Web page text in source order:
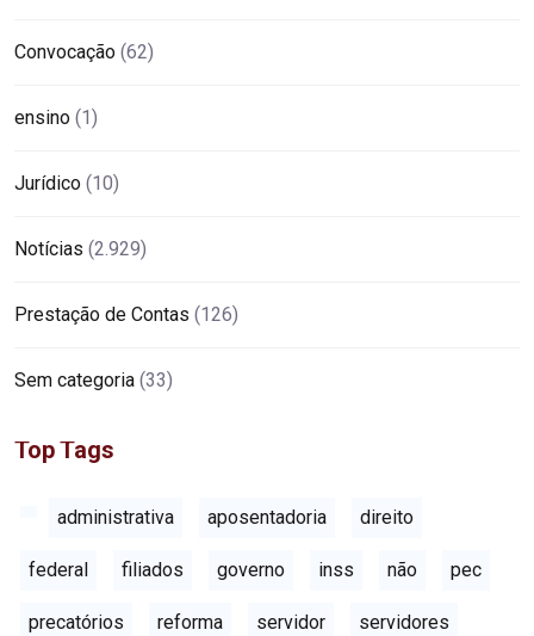
Convocação (62)
ensino (1)
Jurídico (10)
Notícias (2.929)
Prestação de Contas (126)
Sem categoria (33)
Top Tags
administrativa aposentadoria direito
federal filiados governo inss não pec
precatórios reforma servidor servidores